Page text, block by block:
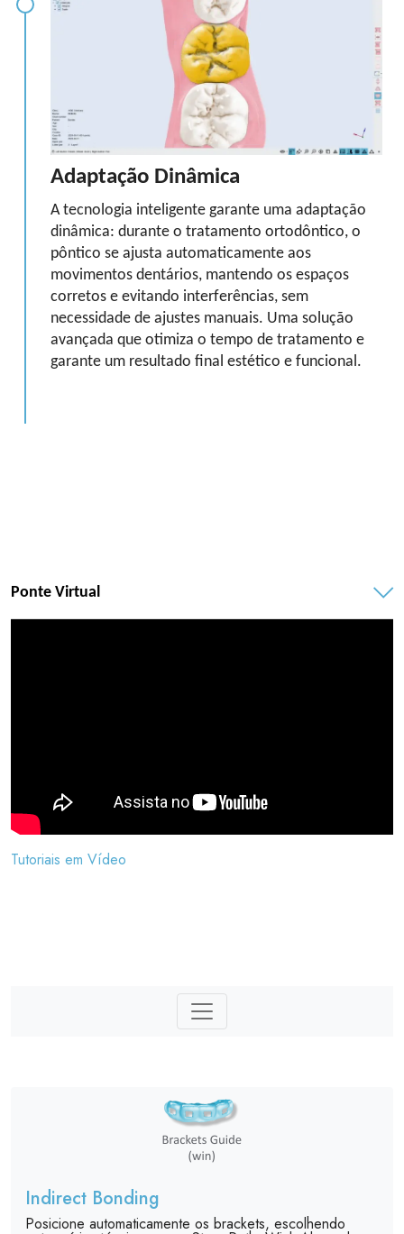
Adaptação Dinâmica
A tecnologia inteligente garante uma adaptação
dinâmica: durante o tratamento ortodôntico, o
pôntico se ajusta automaticamente aos
movimentos dentários, mantendo os espaços
corretos e evitando interferências, sem
necessidade de ajustes manuais. Uma solução
avançada que otimiza o tempo de tratamento e
garante um resultado final estético e funcional.
Ponte Virtual
Tutoriais em Vídeo
Indirect Bonding
Posicione automaticamente os brackets, escolhendo